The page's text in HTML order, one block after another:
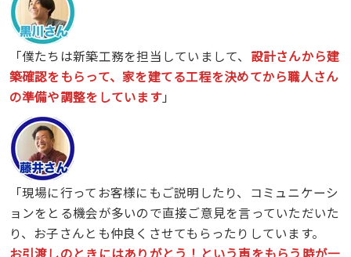
「僕たちは新築工務を担当していまして、 設計さんから建
築確認をもらって、家を建てる工程を決めてから職人さん
の準備や調整をしています」
「現場に行ってお客様にもご説明したり、コミュニケーシ
ョンをとる機会が多いので直接ご意見を言っていただいた
り、お子さんとも仲良くさせてもらったりしています。
お引渡しのときにはありがとう！という声をもらう時が一